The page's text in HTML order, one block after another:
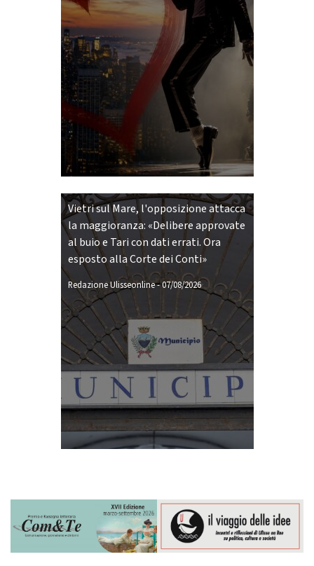
Vietri sul Mare, l'opposizione attacca
la maggioranza: «Delibere approvate
al buio e Tari con dati errati. Ora
esposto alla Corte dei Conti»
Redazione Ulisseonline-07/08/2026